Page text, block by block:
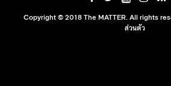
Copyright © 2018 The MATTER. All rights
ส่วนตัว